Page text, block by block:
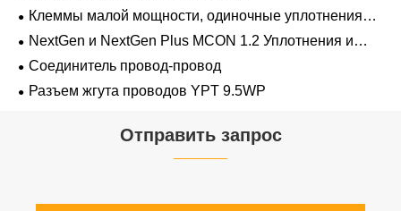
Клеммы малой мощности, одиночные уплотнения
проводов 1,2 мм-2,8 мм
NextGen и NextGen Plus MCON 1.2 Уплотнения и
заглушки для полостей с одинарной проволокой с
замком-копьем
Соединитель провод-провод
Разъем жгута проводов YPT 9.5WP
Отправить запрос